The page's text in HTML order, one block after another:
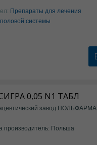
Препараты для лечения
системы
0,05 N1 ТАБЛ
завод ПОЛЬФАРМА
производитель: Польша